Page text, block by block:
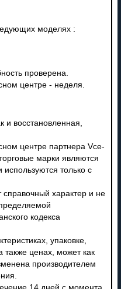
моделях :
проверена.
центре - неделя.
и восстановленная,
центре партнера Vce-
марки являются
только с
характер и не
кодекса
упаковке,
ценах, может как
производителем